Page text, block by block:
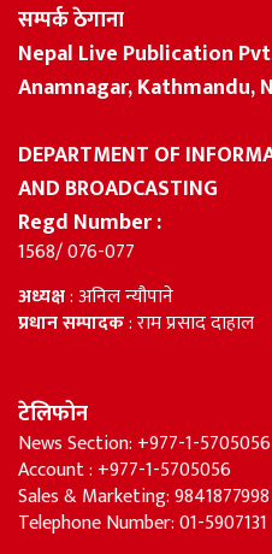
सम्पर्क ठेगाना
Nepal Live Publication
Anamnagar, Kathmandu,
DEPARTMENT OF
AND BROADCASTING
Regd Number :
1568/ 076-077
अध्यक्ष: अनिल न्यौपाने
प्रधान सम्पादक: राम प्रसाद दाहाल
टेलिफोन
News Section: +977-1-5705056
Account : +977-1-5705056
Sales & Marketing: 9841877998
Telephone Number: 01-5907131